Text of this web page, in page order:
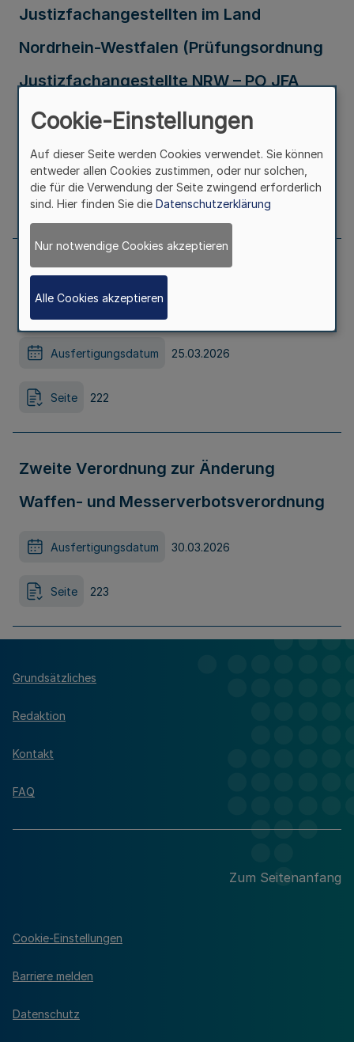
Justizfachangestellten im Land
Nordrhein-Westfalen (Prüfungsordnung
Justizfachangestellte NRW – PO JFA
NRW)
Ausfertigungsdatum 09.03.2026
Seite 216
Neunzehnte Verordnung zur Änderung
der Beihilfenverordnung NRW
Ausfertigungsdatum 25.03.2026
Seite 222
Zweite Verordnung zur Änderung
Waffen- und Messerverbotsverordnung
Ausfertigungsdatum 30.03.2026
Seite 223
Grundsätzliches
Redaktion
Kontakt
FAQ
Zum Seitenanfang
Cookie-Einstellungen
Barriere melden
Datenschutz
Cookie-Einstellungen
Auf dieser Seite werden Cookies verwendet. Sie können
entweder allen Cookies zustimmen, oder nur solchen,
die für die Verwendung der Seite zwingend erforderlich
sind. Hier finden Sie die Datenschutzerklärung
Nur notwendige Cookies akzeptieren
Alle Cookies akzeptieren